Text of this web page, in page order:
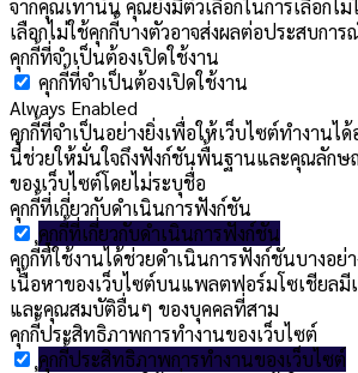
จากคุณเท่านั้น คุณยังมีตัวเลือกในการเลือกไ
เลือกไม่ใช้คุกกี้บางตัวอาจส่งผลต่อประสบกา
คุกกี้ที่จำเป็นต้องเปิดใช้งาน
คุกกี้ที่จำเป็นต้องเปิดใช้งาน
Always Enabled
คุกกี้ที่จำเป็นอย่างยิ่งเพื่อให้เว็บไซต์ทำงานได้
นี้ช่วยให้มั่นใจถึงฟังก์ชันพื้นฐานและคุณลักษ
ของเว็บไซต์โดยไม่ระบุชื่อ
คุกกี้ที่เกี่ยวกับดำเนินการฟังก์ชัน
คุกกี้ที่เกี่ยวกับดำเนินการฟังก์ชัน
คุกกี้ที่ใช้งานได้ช่วยดำเนินการฟังก์ชันบางอย่
เนื้อหาของเว็บไซต์บนแพลตฟอร์มโซเชียลมี
และคุณสมบัติอื่นๆ ของบุคคลที่สาม
คุกกี้ประสิทธิภาพการทำงานของเว็บไซต์
คุกกี้ประสิทธิภาพการทำงานของเว็บไซต์